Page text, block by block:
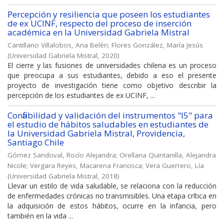
Percepción y resiliencia que poseen los estudiantes
de ex UCINF, respecto del proceso de inserción
académica en la Universidad Gabriela Mistral
Cantillano Villalobos, Ana Belén; Flores González, María Jesús
(Universidad Gabriela Mistral, 2020)
El cierre y las fusiones de universidades chilena es un proceso
que preocupa a sus estudiantes, debido a eso el presente
proyecto de investigación tiene como objetivo describir la
percepción de los estudiantes de ex UCINF, ...
Confiabilidad y validación del instrumentos "I5" para
el estudio de hábitos saludables en estudiantes de
la Universidad Gabriela Mistral, Providencia,
Santiago Chile
Gómez Sandoval, Rocío Alejandra; Orellana Quintanilla, Alejandra
Nicole; Vergara Reyes, Macarena Francisca; Vera Guerrero, Lía
(Universidad Gabriela Mistral, 2018)
Llevar un estilo de vida saludable, se relaciona con la reducción
de enfermedades crónicas no transmisibles. Una etapa crítica en
la adquisición de estos hábitos, ocurre en la infancia, pero
también en la vida ...